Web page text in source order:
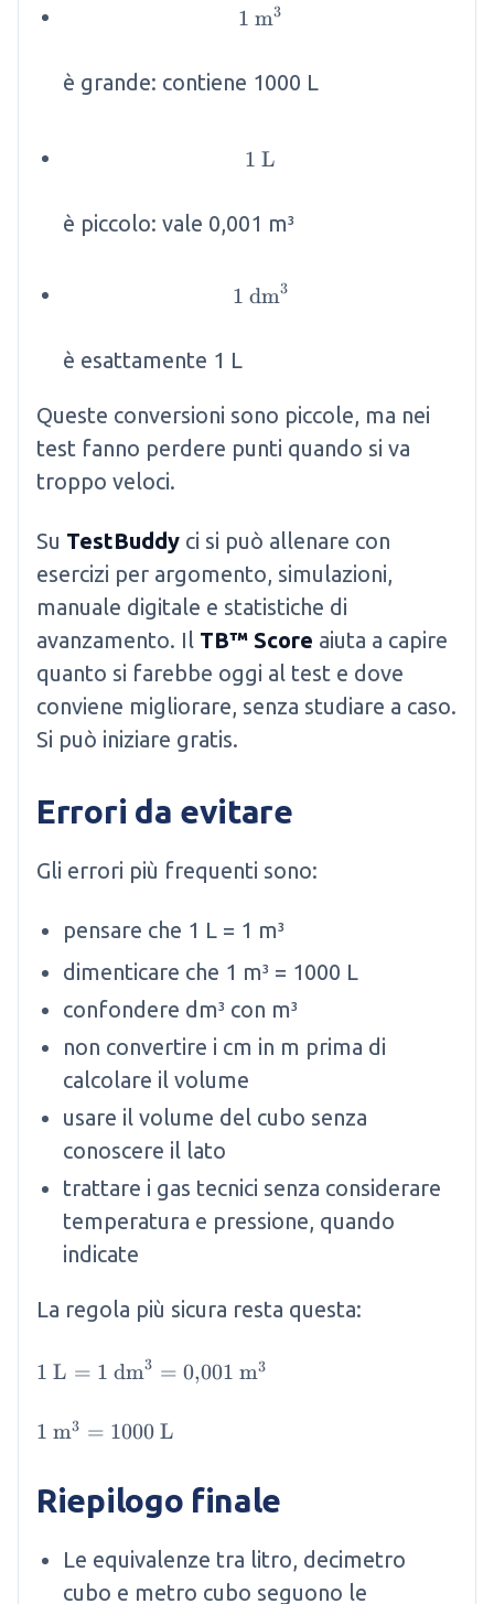
1 \mathrm{~m}^3
1 m3
è grande: contiene 1000 L
1 \mathrm{~L}
1 L
è piccolo: vale 0,001 m³
1 \mathrm{~dm}^3
1 dm3
è esattamente 1 L
Queste conversioni sono piccole, ma nei
test fanno perdere punti quando si va
troppo veloci.
Su TestBuddy ci si può allenare con
esercizi per argomento, simulazioni,
manuale digitale e statistiche di
avanzamento. Il TB™ Score aiuta a capire
quanto si farebbe oggi al test e dove
conviene migliorare, senza studiare a caso.
Si può iniziare gratis.
Errori da evitare
Gli errori più frequenti sono:
pensare che 1 L = 1 m³
dimenticare che 1 m³ = 1000 L
confondere dm³ con m³
non convertire i cm in m prima di
calcolare il volume
usare il volume del cubo senza
conoscere il lato
trattare i gas tecnici senza considerare
temperatura e pressione, quando
indicate
La regola più sicura resta questa:
1 \mathrm{~L} = 1 \mathrm{~dm}^3 =
1 L = 1 dm3 = 0,001 m3
1 \mathrm{~m}^3 = 1000 \mathrm{~L}
1 m3 = 1000 L
Riepilogo finale
Le equivalenze tra litro, decimetro
cubo e metro cubo seguono le